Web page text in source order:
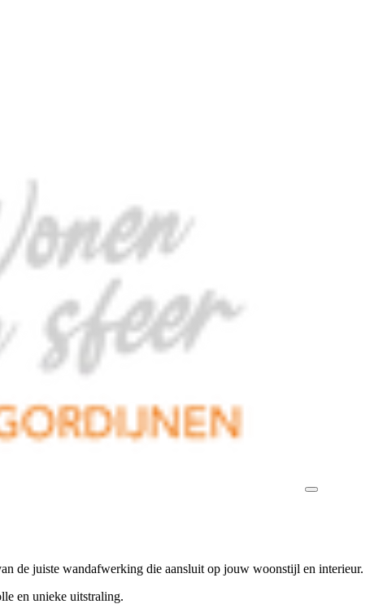
de juiste wandafwerking die aansluit op jouw woonstijl en interieur.
en unieke uitstraling.